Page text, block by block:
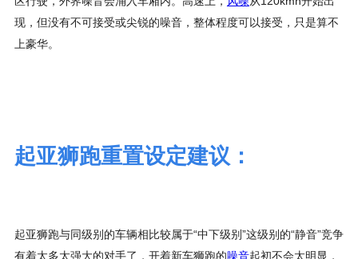
现，但没有不可接受或尖锐的噪音，整体程度可以接受，只是算不
上豪华。
起亚狮跑重置设定建议：
起亚狮跑与同级别的车辆相比较属于“中下级别”这级别的“静音”竞争
有着太多太强大的对手了，开着新车狮跑的噪音起初不会太明显，